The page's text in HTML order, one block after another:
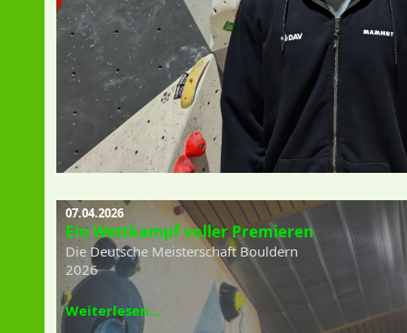
07.04.2026
Ein Wettkampf voller Premieren
Die Deutsche Meisterschaft Bouldern
2026
Weiterlesen...